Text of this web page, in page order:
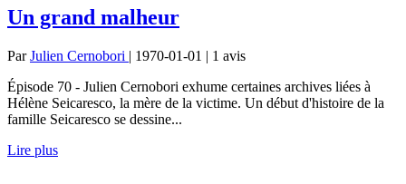
Un grand malheur
ParJulien Cernobori | 1970-01-01 | 1 avis
Épisode 70 - Julien Cernobori exhume certaines archives liées à
Hélène Seicaresco, la mère de la victime. Un début d'histoire de la
famille Seicaresco se dessine...
Lire plus